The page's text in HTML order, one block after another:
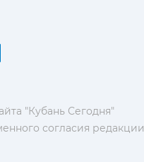
"Кубань Сегодня"
согласия редакции